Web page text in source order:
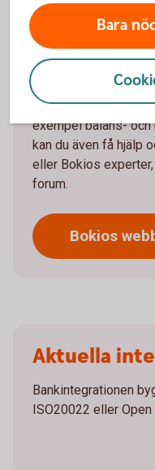
tillhandahåller allt
lönehantering och
till små och
egenföretagare.
förenkla processen
av transaktioner
exempel balans- och
kan du även få hjälp
eller Bokios
forum.
Bokios
Aktuella
Bankintegrationen
ISO20022 eller Open
Bara